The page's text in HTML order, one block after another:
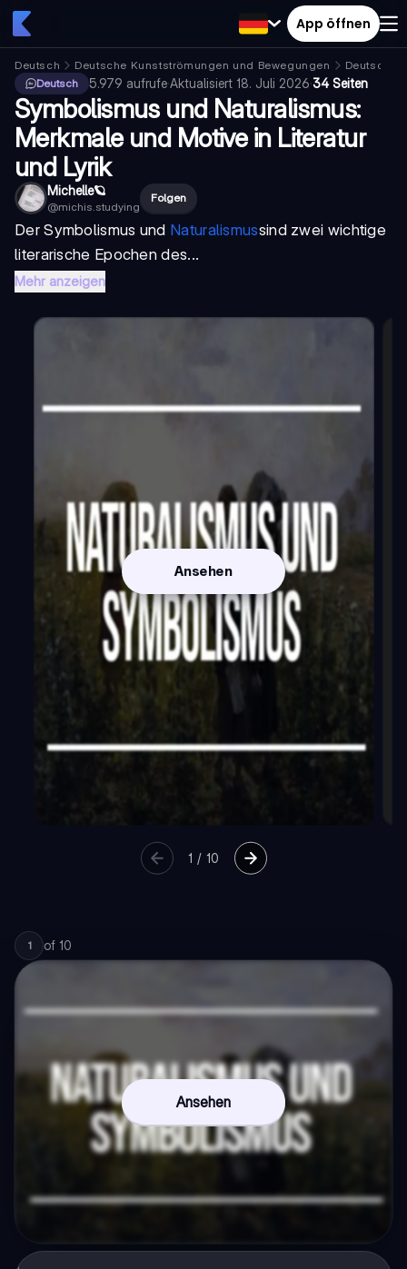
App öffnen
Deutsch Deutsche Kunstströmungen und Bewegungen
Deutscher
Deutsch
5.979 aufrufe·Aktualisiert 18. Juli 2026·34 Seiten
Symbolismus und Naturalismus:
Merkmale und Motive in Literatur
und Lyrik
Michelle🪐
@michis.studying
Folgen
DerSymbolismus und Naturalismussind zwei wichtige
literarische Epochen des...
Mehr anzeigen
Ansehen
1 / 10
1 of 10
Ansehen